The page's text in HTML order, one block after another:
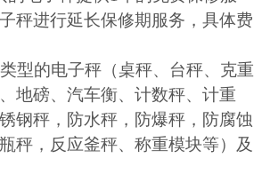
秤进行延长保修期服务，具体费
型的电子秤（桌秤、台秤、克重
地磅、汽车衡、计数秤、计重
钢秤，防水秤，防爆秤，防腐蚀
秤，反应釜秤、称重模块等）及